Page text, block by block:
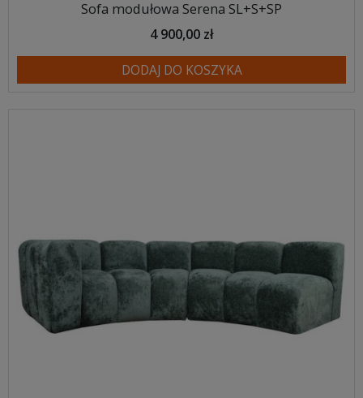
Sofa modułowa Serena SL+S+SP
4 900,00 zł
DODAJ DO KOSZYKA